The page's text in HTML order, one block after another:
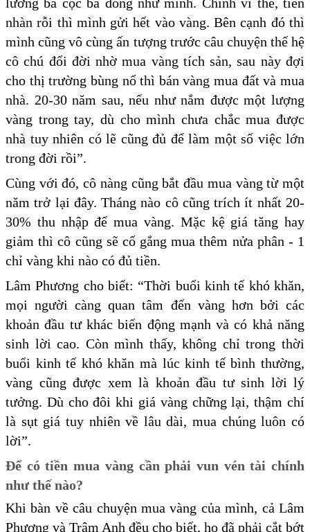
nhàn rỗi thì mình gửi hết vào vàng. Bên cạnh đó thì
mình cũng vô cùng ấn tượng trước câu chuyện thế hệ
cô chú đổi đời nhờ mua vàng tích sản, sau này đợi
cho thị trường bùng nổ thì bán vàng mua đất và mua
nhà. 20-30 năm sau, nếu như nắm được một lượng
vàng trong tay, dù cho mình chưa chắc mua được
nhà tuy nhiên có lẽ cũng đủ để làm một số việc lớn
trong đời rồi”.
Cùng với đó, cô nàng cũng bắt đầu mua vàng từ một
năm trở lại đây. Tháng nào cô cũng trích ít nhất 20-
30% thu nhập để mua vàng. Mặc kệ giá tăng hay
giảm thì cô cũng sẽ cố gắng mua thêm nửa phân - 1
chỉ vàng khi nào có đủ tiền.
Lâm Phương cho biết: “Thời buổi kinh tế khó khăn,
mọi người càng quan tâm đến vàng hơn bởi các
khoản đầu tư khác biến động mạnh và có khả năng
sinh lời cao. Còn mình thấy, không chỉ trong thời
buổi kinh tế khó khăn mà lúc kinh tế bình thường,
vàng cũng được xem là khoản đầu tư sinh lời lý
tưởng. Dù cho đôi khi giá vàng chững lại, thậm chí
là sụt giá tuy nhiên về lâu dài, mua chúng luôn có
lời”.
Để có tiền mua vàng cần phải vun vén tài chính
như thế nào?
Khi bàn về câu chuyện mua vàng của mình, cả Lâm
Phương và Trâm Anh đều cho biết, họ đã phải cắt bớt